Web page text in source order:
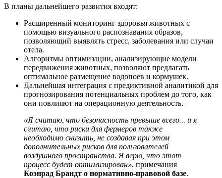
В планы дальнейшего развития входят:
Расширенный мониторинг здоровья животных с
помощью визуального распознавания образов,
позволяющий выявлять стресс, заболевания или случаи
отела.
Алгоритмы оптимизации, анализирующие модели
передвижения животных, позволяют предлагать
оптимальное размещение водопоев и кормушек.
Дальнейшая интеграция с предиктивной аналитикой для
прогнозирования потенциальных проблем до того, как
они повлияют на операционную деятельность.
«Я считаю, что безопасность превыше всего... и я
считаю, что риски для фермеров также
необходимо снизить, не создавая при этом
дополнительных рисков для пользователей
воздушного пространства. Я верю, что этот
процесс будет оптимизирован». примечания
Коэнрад Брандт о нормативно-правовой базе.